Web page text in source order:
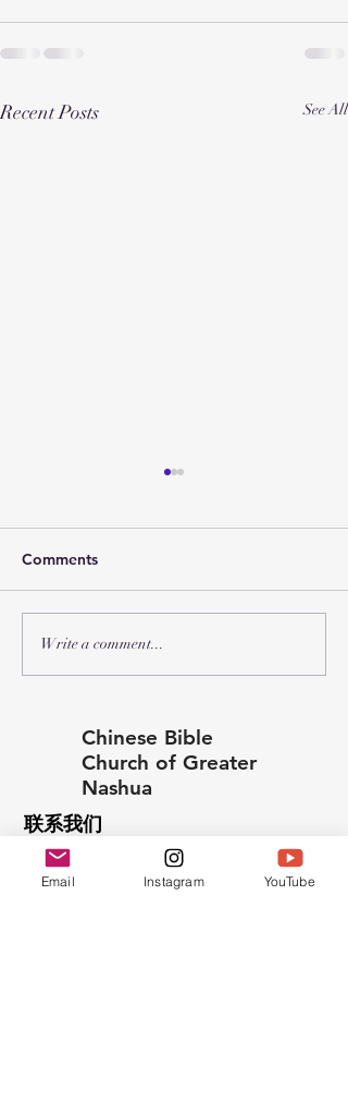
Recent Posts See All
2026年 受难节和复活节聚
会
Comments
Write a comment...
Chinese Bible
Church of Greater
Nashua
联系我们
603.889.9119
cbcgnchurchoffice@gmail.com
Email Instagram YouTube